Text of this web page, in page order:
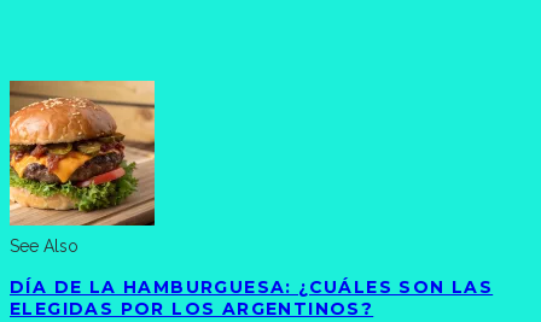
See Also
DÍA DE LA HAMBURGUESA: ¿CUÁLES SON LAS
ELEGIDAS POR LOS ARGENTINOS?